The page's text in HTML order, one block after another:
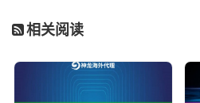
1. IP类型与纯净度：
本低、速度快，适合对IP真实
则
相关阅读